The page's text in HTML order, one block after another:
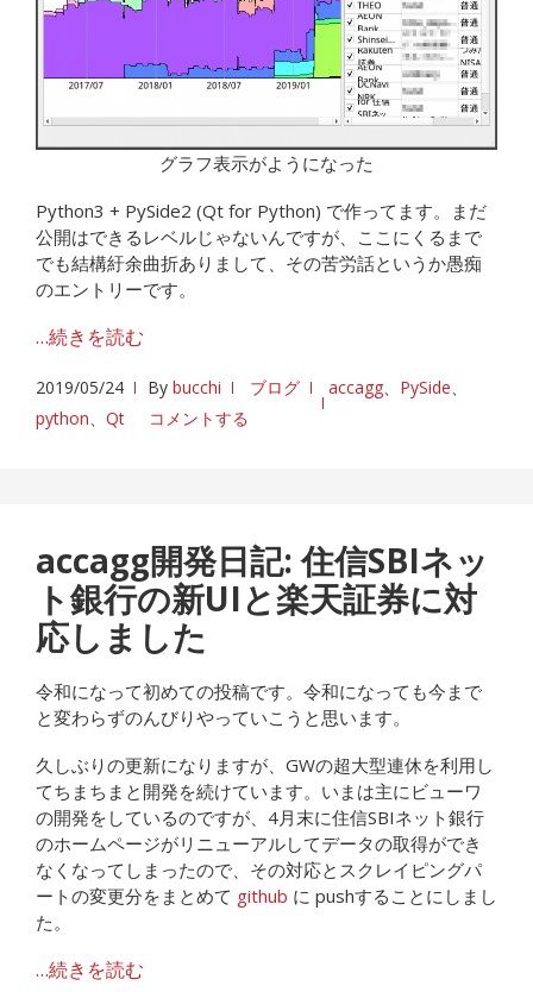
グラフ表示がようになった
Python3 + PySide2 (Qt for Python) で作ってます。まだ
公開はできるレベルじゃないんですが、ここにくるまで
でも結構紆余曲折ありまして、その苦労話というか愚痴
のエントリーです。
…続きを読む
2019/05/24 By bucchi ブログ accagg、 PySide、
python、 Qt コメントする
accagg開発日記: 住信SBIネッ
ト銀行の新UIと楽天証券に対
応しました
令和になって初めての投稿です。令和になっても今まで
と変わらずのんびりやっていこうと思います。
久しぶりの更新になりますが、GWの超大型連休を利用し
てちまちまと開発を続けています。いまは主にビューワ
の開発をしているのですが、4月末に住信SBIネット銀行
のホームページがリニューアルしてデータの取得ができ
なくなってしまったので、その対応とスクレイピングパ
ートの変更分をまとめて github に pushすることにしまし
た。
…続きを読む